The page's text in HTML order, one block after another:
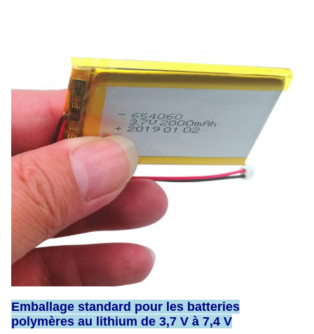
Emballage standard pour les batteries
polymères au lithium de 3,7 V à 7,4 V